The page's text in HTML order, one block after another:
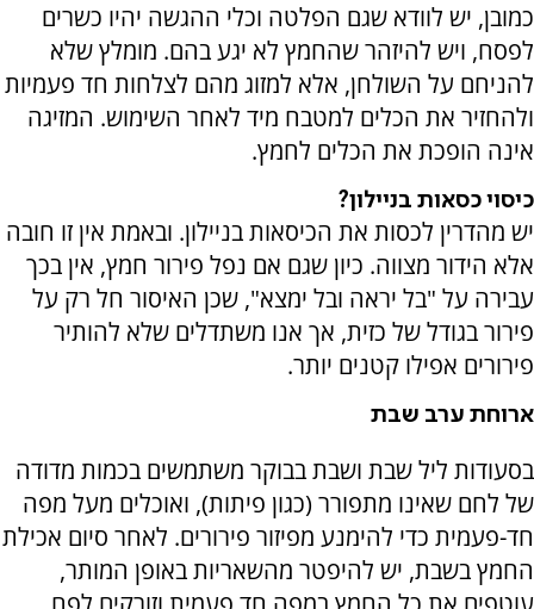
כמובן, יש לוודא שגם הפלטה וכלי ההגשה יהיו כשרים
לפסח, ויש להיזהר שהחמץ לא יגע בהם. מומלץ שלא
להניחם על השולחן, אלא למזוג מהם לצלחות חד פעמיות
ולהחזיר את הכלים למטבח מיד לאחר השימוש. המזיגה
אינה הופכת את הכלים לחמץ.
כיסוי כסאות בניילון?
יש מהדרין לכסות את הכיסאות בניילון. ובאמת אין זו חובה
אלא הידור מצווה. כיון שגם אם נפל פירור חמץ, אין בכך
עבירה על "בל יראה ובל ימצא", שכן האיסור חל רק על
פירור בגודל של כזית, אך אנו משתדלים שלא להותיר
פירורים אפילו קטנים יותר.
ארוחת ערב שבת
בסעודות ליל שבת ושבת בבוקר משתמשים בכמות מדודה
של לחם שאינו מתפורר (כגון פיתות), ואוכלים מעל מפה
חד-פעמית כדי להימנע מפיזור פירורים. לאחר סיום אכילת
החמץ בשבת, יש להיפטר מהשאריות באופן המותר,